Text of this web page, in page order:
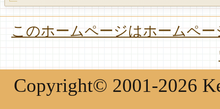
このホームページはホームペ
Copyright© 2001-2026